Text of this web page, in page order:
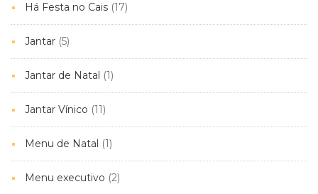
Há Festa no Cais (17)
Jantar (5)
Jantar de Natal (1)
Jantar Vínico (11)
Menu de Natal (1)
Menu executivo (2)